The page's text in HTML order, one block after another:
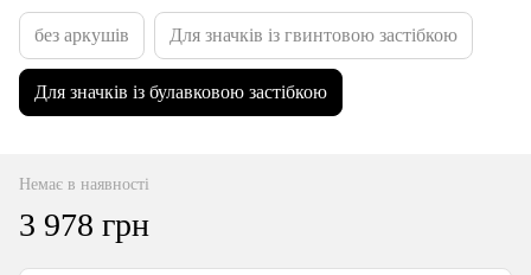
без аркушів Для значків із гвинтовою застібкою
Для значків із булавковою застібкою
Немає в наявності
3 978 грн